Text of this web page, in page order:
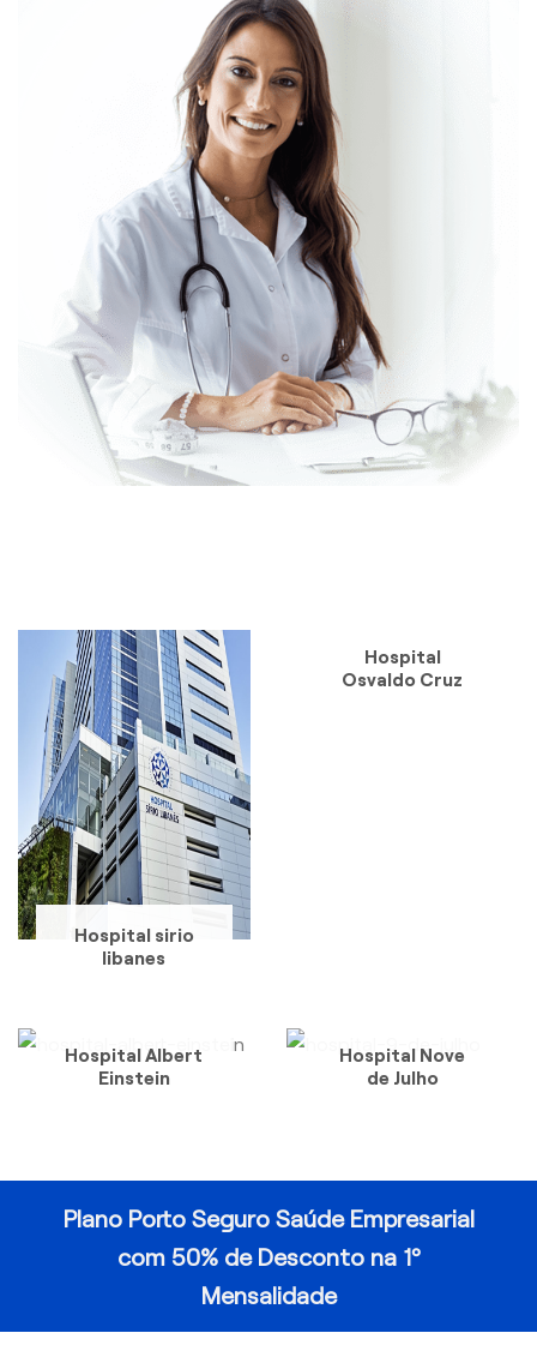
Hospital sirio
libanes
Hospital
Osvaldo Cruz
Hospital Albert
Einstein
Hospital Nove
de Julho
Plano Porto Seguro Saúde Empresarial
com 50% de Desconto na 1º
Mensalidade